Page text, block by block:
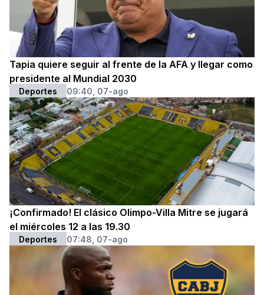
Tapia quiere seguir al frente de la AFA y llegar como
presidente al Mundial 2030
Deportes 09:40, 07-ago
¡Confirmado! El clásico Olimpo-Villa Mitre se jugará
el miércoles 12 a las 19.30
Deportes 07:48, 07-ago